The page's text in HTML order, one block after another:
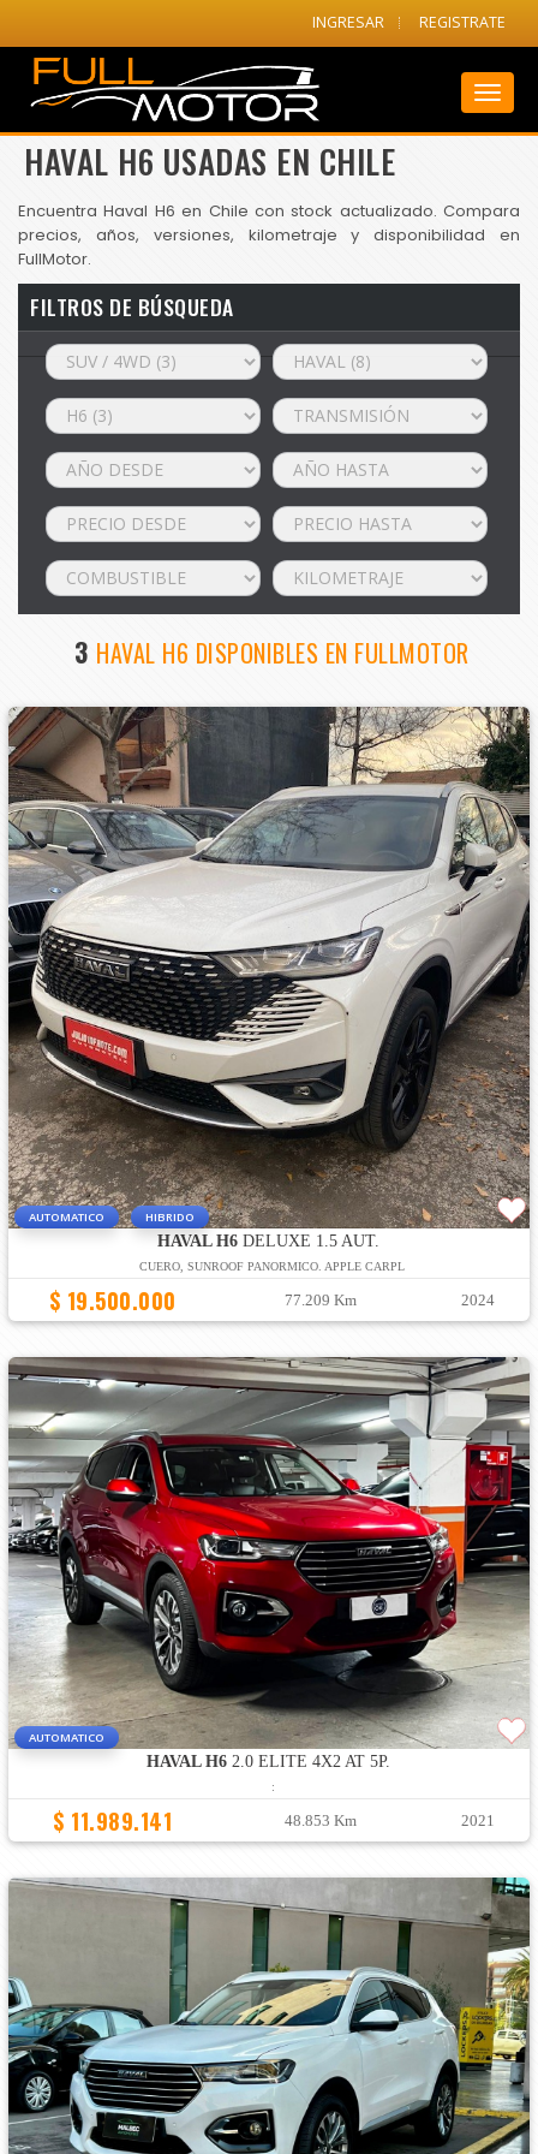
INGRESAR REGISTRATE
HAVAL H6 USADAS EN CHILE
Encuentra Haval H6 en Chile con stock actualizado. Compara
precios, años, versiones, kilometraje y disponibilidad en
FullMotor.
FILTROS DE BÚSQUEDA
3 HAVAL H6 DISPONIBLES EN FULLMOTOR
AUTOMATICO HIBRIDO
HAVAL H6 DELUXE 1.5 AUT.
CUERO, SUNROOF PANORMICO. APPLE CARPL
$ 19.500.000 77.209 Km 2024
AUTOMATICO
HAVAL H6 2.0 ELITE 4X2 AT 5P.
:
$ 11.989.141 48.853 Km 2021